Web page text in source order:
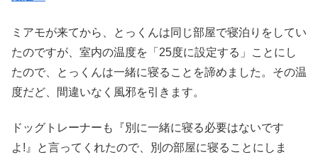
ミアモが来てから、とっくんは同じ部屋で寝泊りをしてい
たのですが、室内の温度を「25度に設定する」ことにし
たので、とっくんは一緒に寝ることを諦めました。その温
度だど、間違いなく風邪を引きます。
ドッグトレーナーも『別に一緒に寝る必要はないです
よ!』と言ってくれたので、別の部屋に寝ることにしま